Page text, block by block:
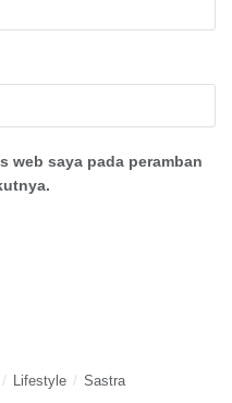
web saya pada peramban
Lifestyle Sastra